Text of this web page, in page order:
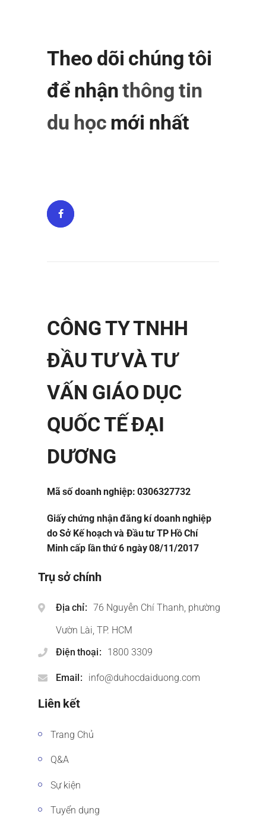
Theo dõi chúng tôi
để nhậnthông tin
du học mới nhất
CÔNG TY TNHH
ĐẦU TƯ VÀ TƯ
VẤN GIÁO DỤC
QUỐC TẾ ĐẠI
DƯƠNG
Mã số doanh nghiệp: 0306327732
Giấy chứng nhận đăng kí doanh nghiệp
do Sở Kế hoạch và Đầu tư TP Hồ Chí
Minh cấp lần thứ 6 ngày 08/11/2017
Trụ sở chính
Địa chỉ
76 Nguyễn Chí Thanh, phường
Vườn Lài, TP. HCM
Điện thoại
1800 3309
Email info@duhocdaiduong.com
Liên kết
Trang Chủ
Q&A
Sự kiện
Tuyển dụng